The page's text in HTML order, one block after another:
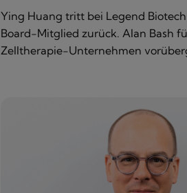
Ying Huang tritt bei Legend
Board-Mitglied zurück. Alan Bash
Zelltherapie-Unternehmen